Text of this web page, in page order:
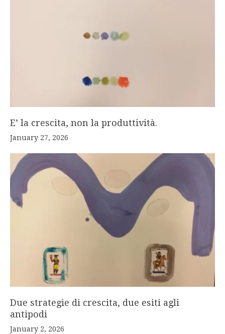
E’ la crescita, non la produttività.
January 27, 2026
Due strategie di crescita, due esiti agli
antipodi
January 2, 2026